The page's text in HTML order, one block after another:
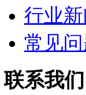
行业新
常见
联系我们